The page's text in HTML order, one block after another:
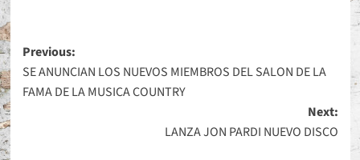
Post
navigation
Previous:
SE ANUNCIAN LOS NUEVOS MIEMBROS DEL SALON DE LA
FAMA DE LA MUSICA COUNTRY
Next:
LANZA JON PARDI NUEVO DISCO